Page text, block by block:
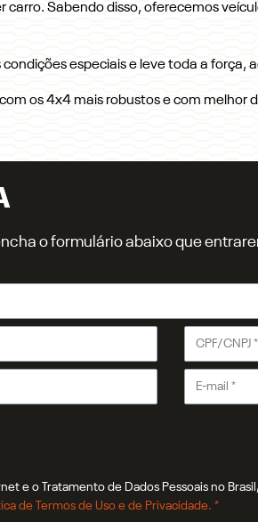
carro. Sabendo disso, oferecemos
especiais e leve toda a força,
os 4x4 mais robustos e com melhor
o formulário abaixo que
e o Tratamento de Dados Pessoais no
de Termos de Uso e de Privacidade. *